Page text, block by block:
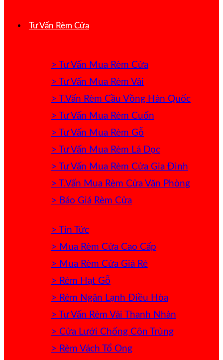
Tư Vấn Rèm Cửa
> Tư Vấn Mua Rèm Cửa
> Tư Vấn Mua Rèm Vải
> T.Vấn Rèm Cầu Vồng Hàn Quốc
> Tư Vấn Mua Rèm Cuốn
> Tư Vấn Mua Rèm Gỗ
> Tư Vấn Mua Rèm Lá Dọc
> Tư Vấn Mua Rèm Cửa Gia Đình
> T.Vấn Mua Rèm Cửa Văn Phòng
> Báo Giá Rèm Cửa
> Tin Tức
> Mua Rèm Cửa Cao Cấp
> Mua Rèm Cửa Giá Rẻ
> Rèm Hạt Gỗ
> Rèm Ngăn Lạnh Điều Hòa
> Tư Vấn Rèm Vải Thanh Nhàn
> Cửa Lưới Chống Côn Trùng
> Rèm Vách Tổ Ong